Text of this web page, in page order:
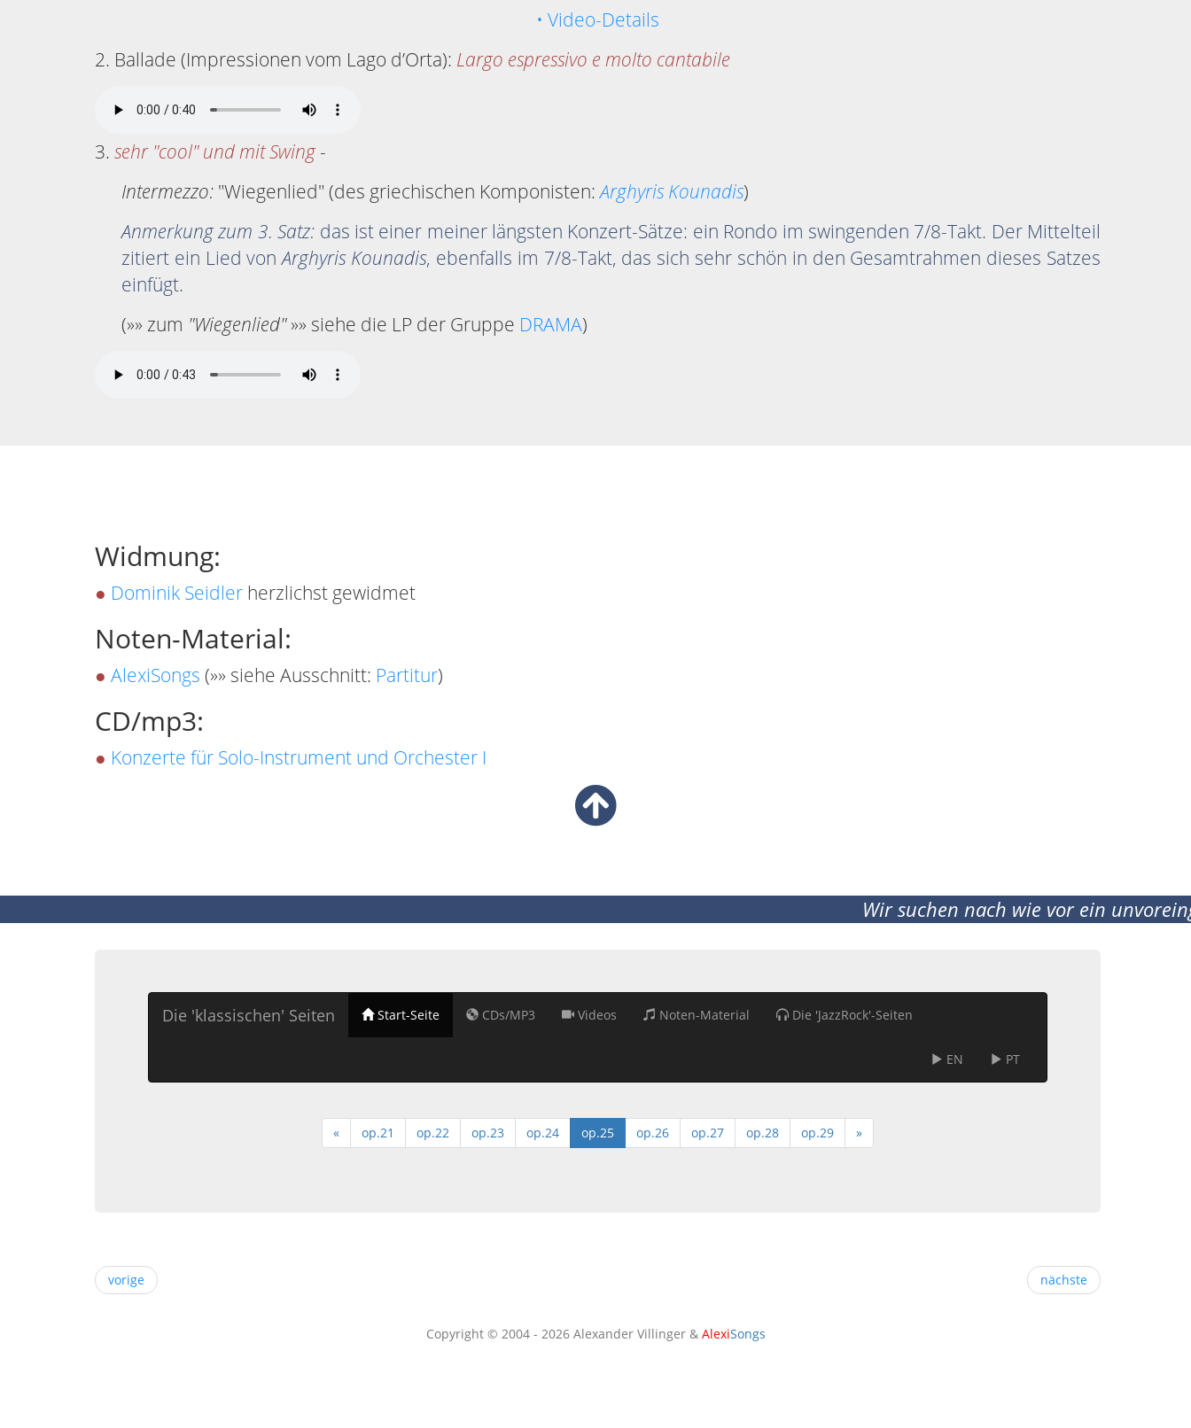
• Video-Details
2. Ballade (Impressionen vom Lago d’Orta): Largo espressivo e molto cantabile
3. sehr "cool" und mit Swing-
Intermezzo: "Wiegenlied" (des griechischen Komponisten:Arghyris Kounadis)
Anmerkung zum 3. Satz: das ist einer meiner längsten Konzert-Sätze: ein Rondo im swingenden 7/8-Takt. Der Mittelteil
zitiert ein Lied vonArghyris Kounadis, ebenfalls im 7/8-Takt, das sich sehr schön in den Gesamtrahmen dieses Satzes
einfügt.
(»» zum "Wiegenlied"»» siehe die LP der Gruppe DRAMA)
Widmung:
● Dominik Seidler herzlichst gewidmet
Noten-Material:
● AlexiSongs (»» siehe Ausschnitt: Partitur)
CD/mp3:
● Konzerte für Solo-Instrument und Orchester I
Wir suchen nach wie vor ein
Die 'klassischen' Seiten Start-Seite CDs/MP3 Videos Noten-Material Die 'JazzRock'-Seiten
EN PT
« op.21 op.22 op.23 op.24 op.25 op.26 op.27 op.28 op.29 »
vorige nächste
Copyright © 2004 - 2026 Alexander Villinger & AlexiSongs